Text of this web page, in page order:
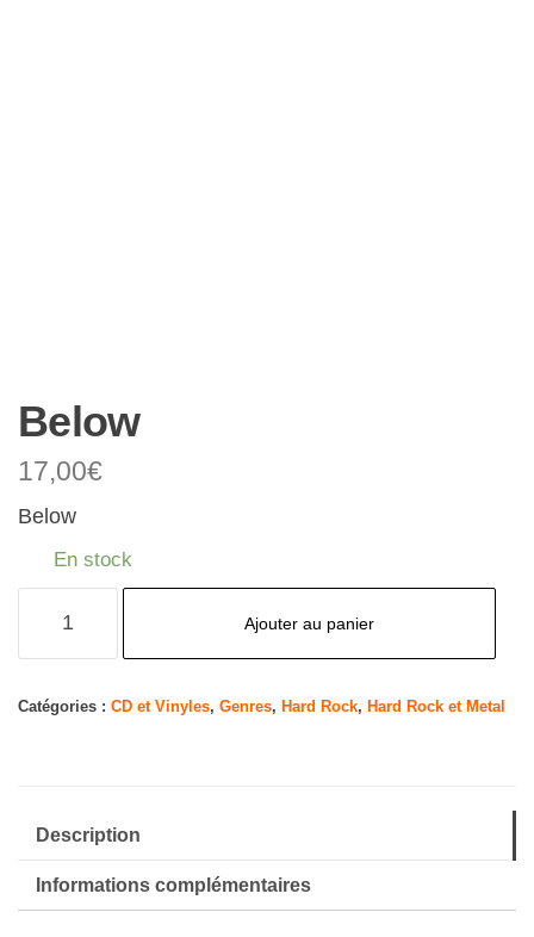
Below
17,00€
Below
En stock
Ajouter au panier
Catégories : CD et Vinyles, Genres, Hard Rock, Hard Rock et Metal
Description
Informations complémentaires